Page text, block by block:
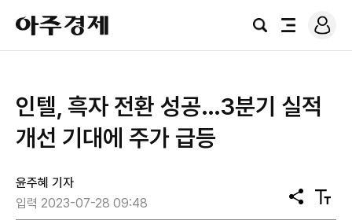
아
주
경
검
전
로
그
인텔, 흑자 전환 성공…3분기 실적
개선 기대에 주가 급등
윤주혜 기자
입력 2023-07-28 09:48
공
유
텍
스